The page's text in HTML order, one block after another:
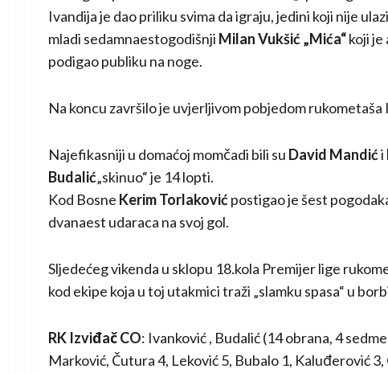
Ivandija je dao priliku svima da igraju, jedini koji nije
mladi sedamnaestogodišnji Milan Vukšić „Mića“koji
podigao publiku na noge.
Na koncu završilo je uvjerljivom pobjedom
Najefikasniji u domaćoj momčadi bili su David Mandići
Budalić„skinuo“ je 14 lopti.
Kod Bosne Kerim Torlakovićpostigao je šest
dvanaest udaraca na svoj gol.
Sljedećeg vikenda u sklopu 18.kola Premijer lige
kod ekipe koja u toj utakmici traži „slamku spasa“ u
RK Izviđač CO: Ivanković , Budalić (14 obrana, 4
Marković, Čutura 4, Leković 5, Bubalo 1, Kaluđerović